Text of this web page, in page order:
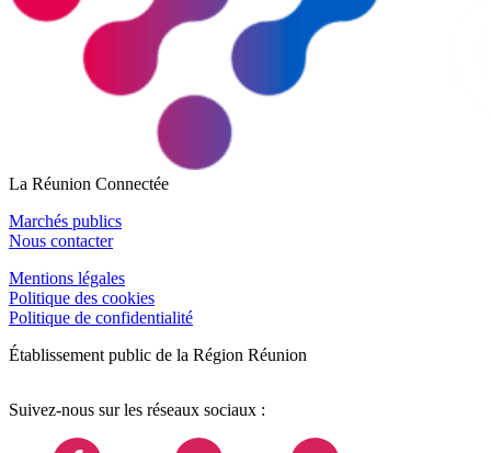
La Réunion Connectée
Marchés publics
Nous contacter
Mentions légales
Politique des cookies
Politique de confidentialité
Établissement public de la Région Réunion
Suivez-nous sur les réseaux sociaux :